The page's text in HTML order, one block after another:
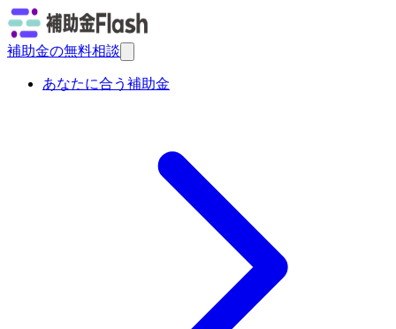
補助金の無料相談
あなたに合う補助金